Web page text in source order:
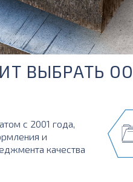
ВЫБРАТЬ
с 2001 года,
и
качества